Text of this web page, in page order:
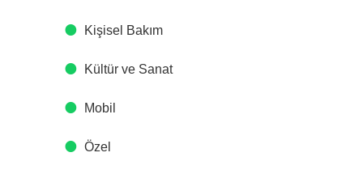
Kişisel Bakım
Kültür ve Sanat
Mobil
Özel